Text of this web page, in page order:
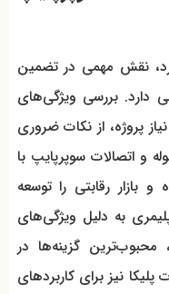
نقش مهمی در تضمین
دارد. بررسی ویژگی‌های
پروژه، از نکات ضروری
اتصالات سوپرپایپ با
بازار رقابتی را توسعه
به دلیل ویژگی‌های
گزینه‌ها در
نیز برای کاربردهای